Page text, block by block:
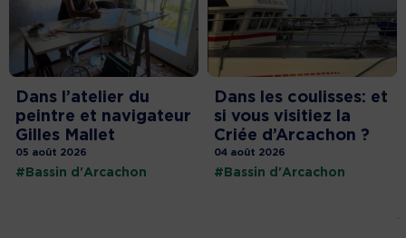
Dans l’atelier du
peintre et navigateur
Gilles Mallet
05 août 2026
#Bassin d'Arcachon
Dans les coulisses: et
si vous visitiez la
Criée d’Arcachon ?
04 août 2026
#Bassin d'Arcachon